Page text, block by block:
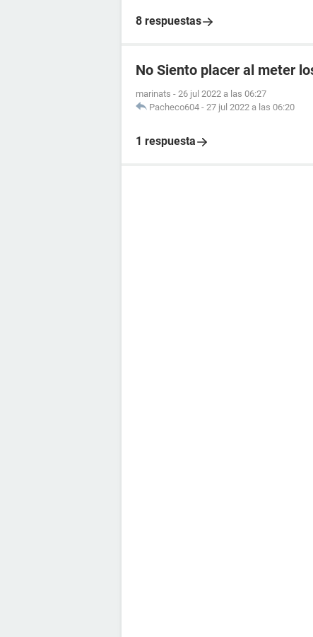
8 respuestas
No Siento placer al meter
marinats - 26 jul 2022 a las 06:27
Pacheco604 - 27 jul 2022 a las 06:20
1 respuesta